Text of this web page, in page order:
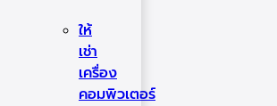
ให้
เช่า
เครื่อง
คอมพิวเตอร์